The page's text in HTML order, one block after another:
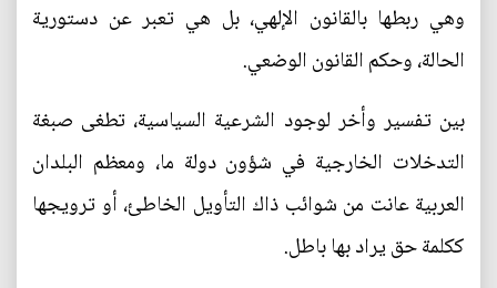
وهي ربطها بالقانون الإلهي، بل هي تعبر عن دستورية
الحالة، وحكم القانون الوضعي.
بين تفسير وأخر لوجود الشرعية السياسية، تطغى صبغة
التدخلات الخارجية في شؤون دولة ما، ومعظم البلدان
العربية عانت من شوائب ذاك التأويل الخاطئ، أو ترويجها
ككلمة حق يراد بها باطل.